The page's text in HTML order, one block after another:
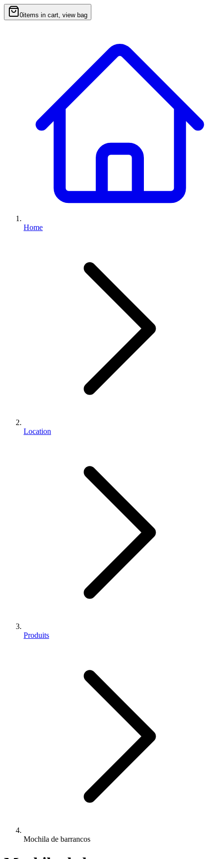
0items in cart, view bag
Home
Location
Produits
Mochila de barrancos